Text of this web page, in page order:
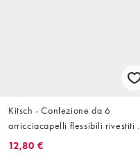
Kitsch - Confezione da 6
arricciacapelli flessibili rivestiti in
raso rosa
12,80 €